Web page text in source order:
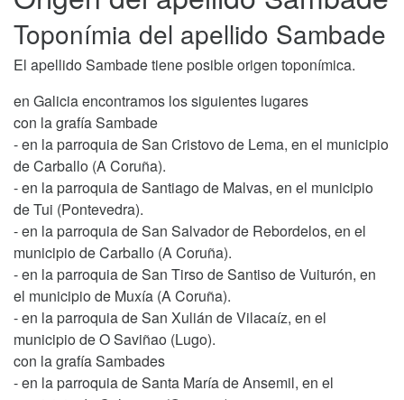
Toponímia del apellido Sambade
El apellido Sambade tiene posible origen toponímica.
en Galicia encontramos los siguientes lugares
con la grafía Sambade
- en la parroquia de San Cristovo de Lema, en el municipio
de Carballo (A Coruña).
- en la parroquia de Santiago de Malvas, en el municipio
de Tui (Pontevedra).
- en la parroquia de San Salvador de Rebordelos, en el
municipio de Carballo (A Coruña).
- en la parroquia de San Tirso de Santiso de Vuiturón, en
el municipio de Muxía (A Coruña).
- en la parroquia de San Xulián de Vilacaíz, en el
municipio de O Saviñao (Lugo).
con la grafía Sambades
- en la parroquia de Santa María de Ansemil, en el